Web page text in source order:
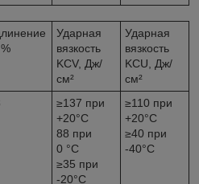
Ударная
вязкость
KCV, Дж/
см²
Ударная
вязкость
KCU, Дж/
см²
≥137 при
+20°С
88 при
0 °C
≥35 при
-20°С
≥110 при
+20°С
≥40 при
-40°С